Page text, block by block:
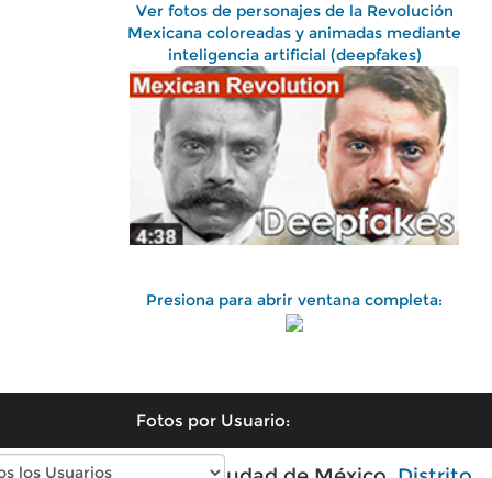
Ver fotos de personajes de la Revolución
Mexicana coloreadas y animadas mediante
inteligencia artificial (deepfakes)
Presiona para abrir ventana completa:
Fotos por Usuario: